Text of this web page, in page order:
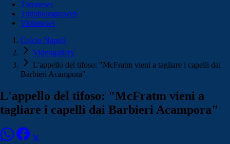
Toronews
Tuttobolognaweb
Violanews
Calcio Napoli
Videogallery
L'appello del tifoso: "McFratm vieni a tagliare i capelli dai
Barbieri Acampora"
L'appello del tifoso: "McFratm vieni a
tagliare i capelli dai Barbieri Acampora"